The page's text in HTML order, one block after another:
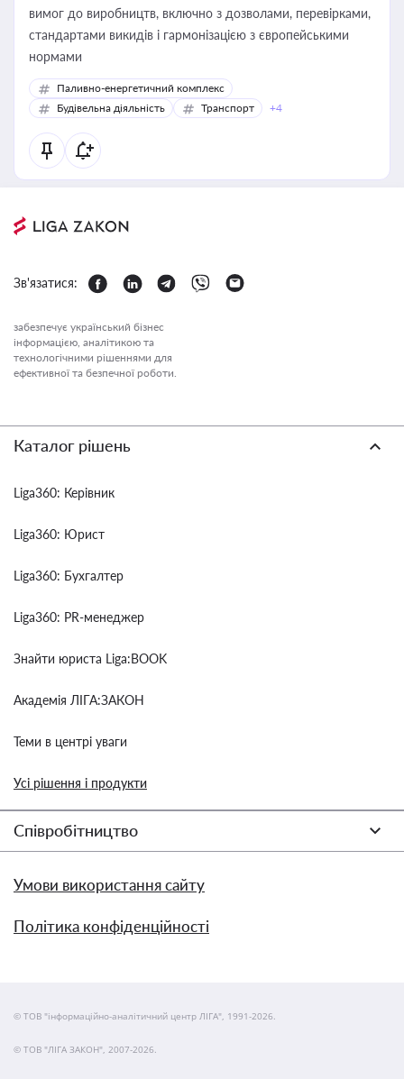
вимог до виробництв, включно з дозволами, перевірками,
стандартами викидів і гармонізацією з європейськими
нормами
Паливно-енергетичний комплекс
Будівельна діяльність
Транспорт +4
Зв'язатися:
забезпечує український бізнес
інформацією, аналітикою та
технологічними рішеннями для
ефективної та безпечної роботи.
Каталог рішень
Liga360: Керівник
Liga360: Юрист
Liga360: Бухгалтер
Liga360: PR-менеджер
Знайти юриста Liga:BOOK
Академія ЛІГА:ЗАКОН
Теми в центрі уваги
Усі рішення і продукти
Співробітництво
Умови використання сайту
Політика конфіденційності
© ТОВ "інформаційно-аналітичний центр ЛІГА", 1991-2026.
© ТОВ "ЛІГА ЗАКОН", 2007-2026.